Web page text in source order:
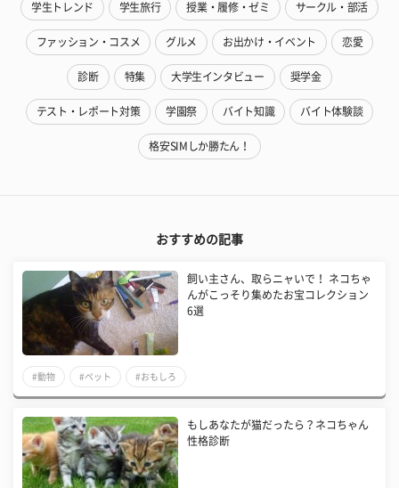
学生トレンド 学生旅行 授業・履修・ゼミ サークル・部活
ファッション・コスメ グルメ お出かけ・イベント 恋愛
診断 特集 大学生インタビュー 奨学金
テスト・レポート対策 学園祭 バイト知識 バイト体験談
格安SIMしか勝たん！
おすすめの記事
飼い主さん、取らニャいで！ ネコちゃ
んがこっそり集めたお宝コレクション
6選
#動物 #ペット #おもしろ
もしあなたが猫だったら？ネコちゃん
性格診断